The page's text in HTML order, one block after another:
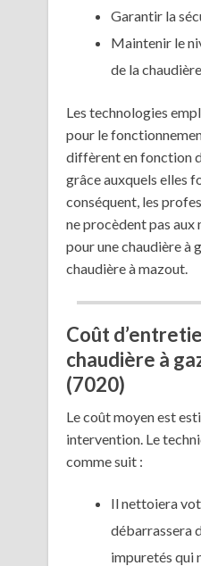
Garantir la
Maintenir le
de la
Les technologies
pour le
diffèrent en fonction
grâce auxquels elles
conséquent, les
ne procèdent pas
pour une chaudière à
chaudière à mazout.
Coût
chaudière à
(7020)
Le coût moyen est
intervention. Le
comme suit :
Il nettoiera
débarrassera
impuretés qui